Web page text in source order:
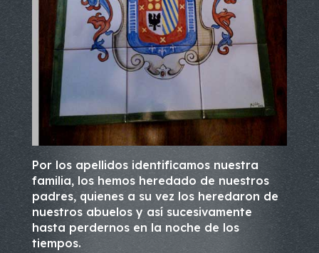
Por los apellidos identificamos nuestra
familia, los hemos heredado de nuestros
padres, quienes a su vez los heredaron de
nuestros abuelos y así sucesivamente
hasta perdernos en la noche de los
tiempos.